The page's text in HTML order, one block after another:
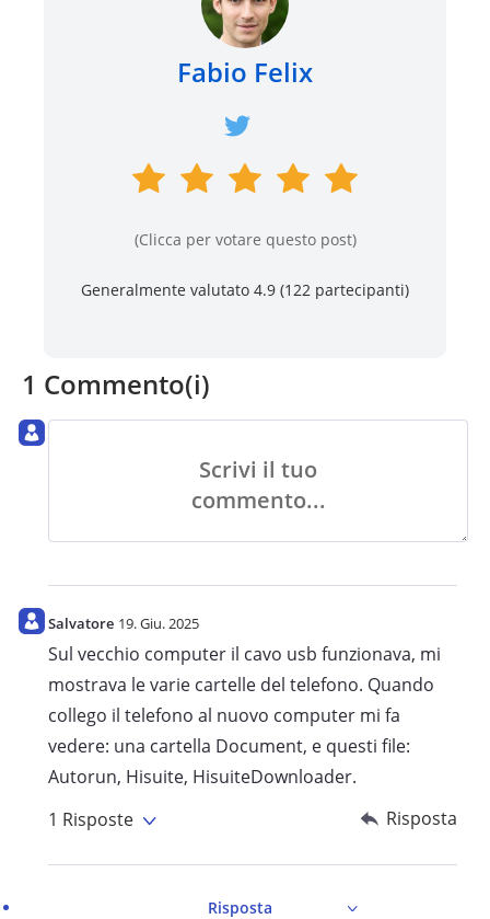
Fabio Felix
(Clicca per votare questo post)
Generalmente valutato 4.9 (122 partecipanti)
1 Commento(i)
Scrivi il tuo
commento...
Salvatore 19. Giu. 2025
Sul vecchio computer il cavo usb funzionava, mi
mostrava le varie cartelle del telefono. Quando
collego il telefono al nuovo computer mi fa
vedere: una cartella Document, e questi file:
Autorun, Hisuite, HisuiteDownloader.
1 Risposte
Risposta
Risposta